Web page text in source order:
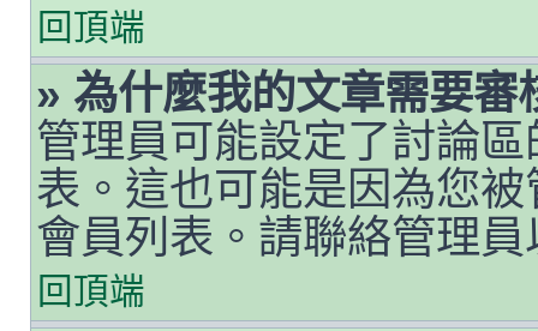
回頂端
» 為什麼我的文章需要審
管理員可能設定了討論
表。這也可能是因為您
會員列表。請聯絡管理
回頂端